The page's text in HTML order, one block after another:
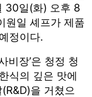
30일(화) 오후 8
원일 셰프가 제품
정이다.
비장’은 청정 청
식의 깊은 맛에
을 거쳤으